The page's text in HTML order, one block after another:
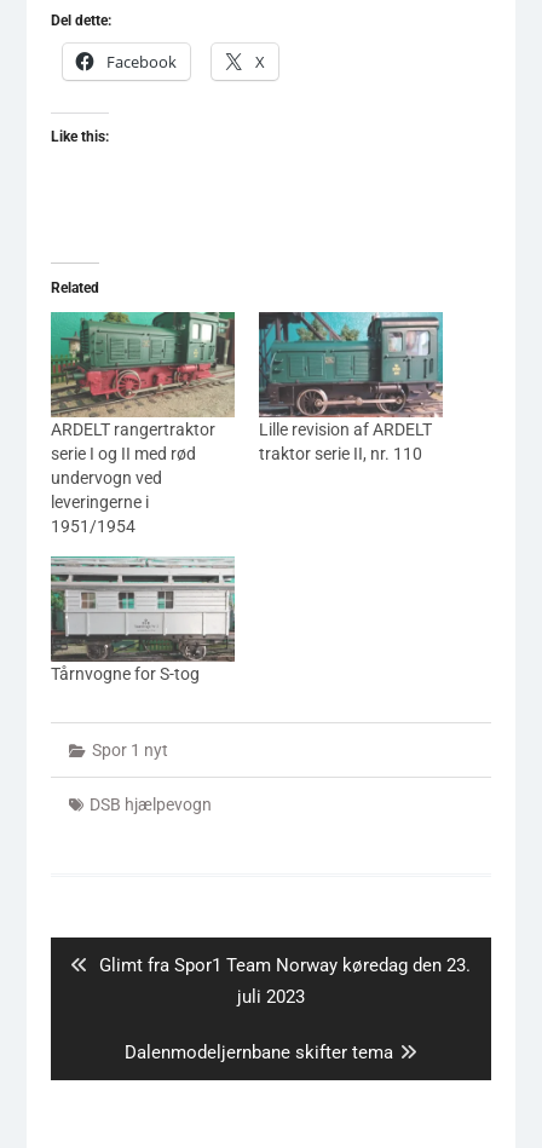
Del dette:
Facebook X
Like this:
Related
ARDELT rangertraktor
serie I og II med rød
undervogn ved
leveringerne i
1951/1954
Lille revision af ARDELT
traktor serie II, nr. 110
Tårnvogne for S-tog
Spor 1 nyt
DSB hjælpevogn
Previous
Glimt fra Spor1 Team Norway køredag den 23.
juli 2023
Next
post:
Dalenmodeljernbane skifter tema